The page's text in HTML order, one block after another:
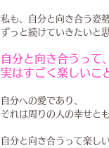
私も、自分と向き合う姿
ずっと続けていきたいと
自分と向き合うって、
実はすごく楽しいこ
自分への愛であり、
それは周りの人の幸せと
自分と向き合うって楽し